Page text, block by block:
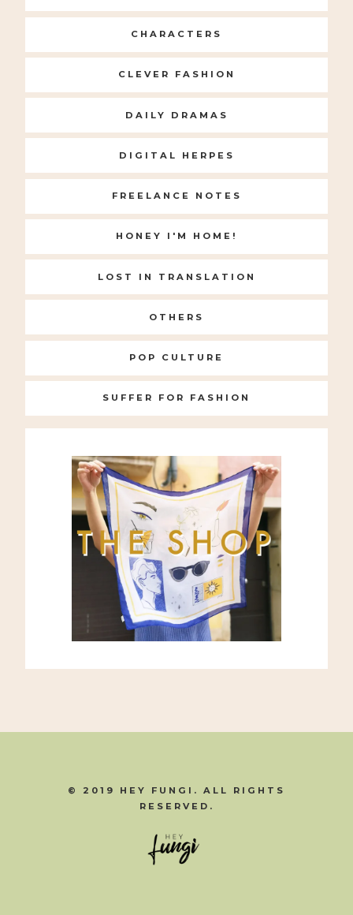
CHARACTERS
CLEVER FASHION
DAILY DRAMAS
DIGITAL HERPES
FREELANCE NOTES
HONEY I'M HOME!
LOST IN TRANSLATION
OTHERS
POP CULTURE
SUFFER FOR FASHION
© 2019 HEY FUNGI. ALL RIGHTS
RESERVED.